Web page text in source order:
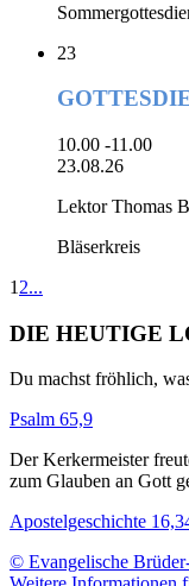
23
10.00 -11.00
23.08.26
Lektor Thomas
Bläserkreis
1 2...
DIE HEUTIGE
Du machst fröhlich,
Psalm 65,9
Der Kerkermeister
zum Glauben an Gott
Apostelgeschichte
© Evangelische